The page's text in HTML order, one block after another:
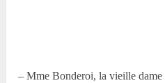
– Mme Bonderoi, la vieille dame